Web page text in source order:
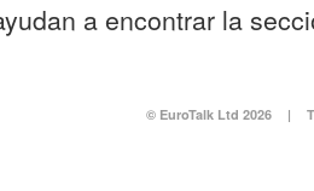
a encontrar la
© EuroTalk Ltd 2026 |